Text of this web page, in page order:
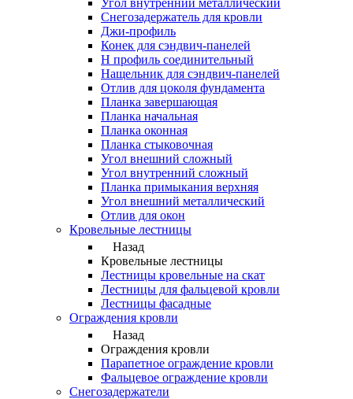
Снегозадержатель для кровли
Джи-профиль
Конек для сэндвич-панелей
Н профиль соединительный
Нащельник для сэндвич-панелей
Отлив для цоколя фундамента
Планка завершающая
Планка начальная
Планка оконная
Планка стыковочная
Угол внешний сложный
Угол внутренний сложный
Планка примыкания верхняя
Угол внешний металлический
Отлив для окон
Кровельные лестницы
Назад
Кровельные лестницы
Лестницы кровельные на скат
Лестницы для фальцевой кровли
Лестницы фасадные
Ограждения кровли
Назад
Ограждения кровли
Парапетное ограждение кровли
Фальцевое ограждение кровли
Снегозадержатели